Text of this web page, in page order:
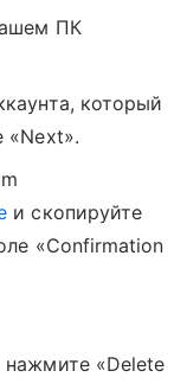
ПК
который
«Next».
и скопируйте
«Confirmation
нажмите «Delete